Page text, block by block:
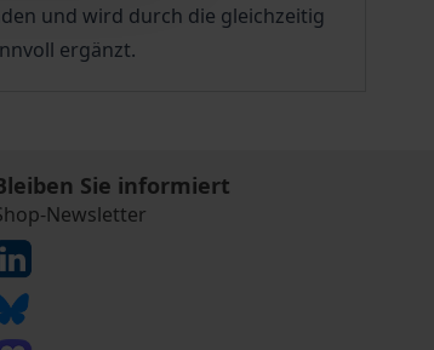
und wird durch die gleichzeitig
ergänzt.
Sie informiert
Newsletter